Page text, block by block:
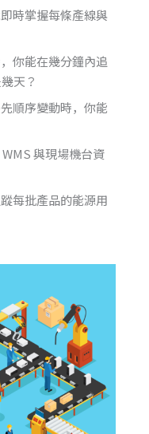
時掌握每條產線與
你能在幾分鐘內追
天？
順序變動時，你能
與現場機台資
每批產品的能源用